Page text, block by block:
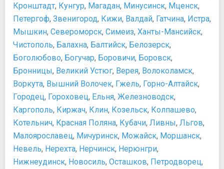
Кронштадт, Кунгур, Магадан, Минусинск, Мценск,
Петергоф, Звенигород, Кижи, Валдай, Гатчина, Истра,
Мышкин, Североморск, Симеиз, Ханты-Мансийск,
Чистополь, Балахна, Балтийск, Белозерск,
Боголюбово, Богучар, Боровичи, Боровск,
Бронницы, Великий Устюг, Верея, Волоколамск,
Воркута, Вышний Волочек, Гжель, Горно-Алтайск,
Городец, Гороховец, Ельня, Железноводск,
Каргополь, Киржач, Клин, Козельск, Колпашево,
Котельнич, Красная Поляна, Кубачи, Ливны, Льгов,
Малоярославец, Мичуринск, Можайск, Моршанск,
Невель, Нерехта, Нерчинск, Нерюнгри,
Нижнеудинск, Новосиль, Осташков, Петродворец,